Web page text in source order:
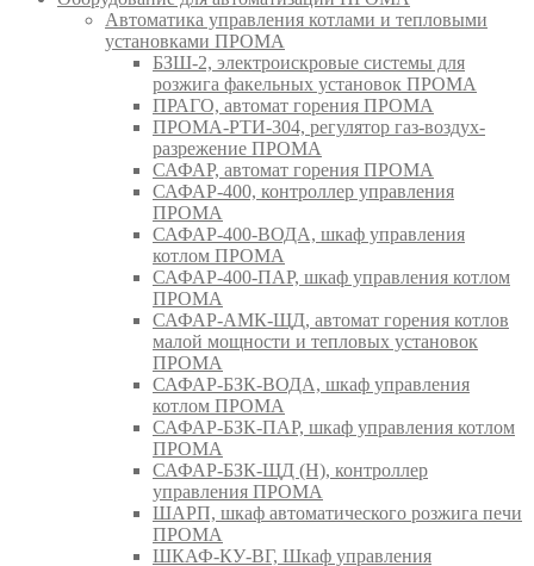
Автоматика управления котлами и тепловыми
установками ПРОМА
БЗШ-2, электроискровые системы для
розжига факельных установок ПРОМА
ПРАГО, автомат горения ПРОМА
ПРОМА-РТИ-304, регулятор газ-воздух-
разрежение ПРОМА
САФАР, автомат горения ПРОМА
САФАР-400, контроллер управления
ПРОМА
САФАР-400-ВОДА, шкаф управления
котлом ПРОМА
САФАР-400-ПАР, шкаф управления котлом
ПРОМА
САФАР-АМК-ЩД, автомат горения котлов
малой мощности и тепловых установок
ПРОМА
САФАР-БЗК-ВОДА, шкаф управления
котлом ПРОМА
САФАР-БЗК-ПАР, шкаф управления котлом
ПРОМА
САФАР-БЗК-ЩД (Н), контроллер
управления ПРОМА
ШАРП, шкаф автоматического розжига печи
ПРОМА
ШКАФ-КУ-ВГ, Шкаф управления